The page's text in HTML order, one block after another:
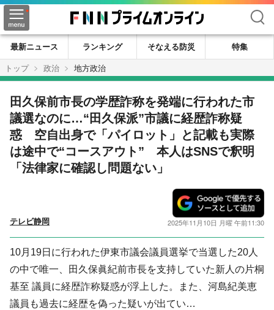
検索
最新ニュース ランキング そなえる防災
特集
トップ
政治 地方政治
田久保前市長の学歴詐称を発端に行われた市
議選なのに…“田久保派”市議に経歴詐称疑
惑 空自出身で「パイロット」と記載も実際
は途中で“コースアウト” 本人はSNSで釈明
「法律家に確認し問題ない」
テレビ静岡 2025年11月10日 月曜 午前11:30
10月19日に行われた伊東市議会議員選挙で当選した20人
の中で唯一、田久保眞紀前市長を支持していた新人の片桐
基至 議員に経歴詐称疑惑が浮上した。また、河島紀美恵
議員も過去に経歴を偽った疑いが出てい…